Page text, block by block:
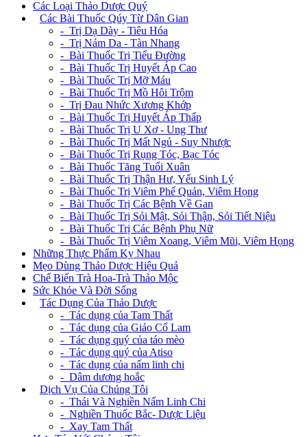
Các Loại Thảo Dược Quý
Các Bài Thuốc Qúy Từ Dân Gian
- Trị Dạ Dày - Tiêu Hóa
- Trị Nám Da - Tàn Nhang
- Bài Thuốc Trị Tiểu Đường
- Bài Thuốc Trị Huyết Áp Cao
- Bài Thuốc Trị Mỡ Máu
- Bài Thuốc Trị Mồ Hôi Trộm
- Trị Đau Nhức Xương Khớp
- Bài Thuốc Trị Huyết Áp Thấp
- Bài Thuốc Trị U Xơ - Ung Thư
- Bài Thuốc Trị Mất Ngủ - Suy Nhược
- Bài Thuốc Trị Rụng Tóc, Bạc Tóc
- Bài Thuốc Tăng Tuổi Xuân
- Bài Thuốc Trị Thận Hư, Yếu Sinh Lý
- Bài Thuốc Trị Viêm Phế Quản, Viêm Họng
- Bài Thuốc Trị Các Bệnh Về Gan
- Bài Thuốc Trị Sỏi Mật, Sỏi Thận, Sỏi Tiết Niệu
- Bài Thuốc Trị Các Bệnh Phụ Nữ
- Bài Thuốc Trị Viêm Xoang, Viêm Mũi, Viêm Họng
Những Thực Phẩm Kỵ Nhau
Mẹo Dùng Thảo Dược Hiệu Quả
Chế Biến Trà Hoa-Trà Thảo Mộc
Sức Khỏe Và Đời Sống
Tác Dụng Của Thảo Dược
- Tác dụng của Tam Thất
- Tác dụng của Giảo Cổ Lam
- Tác dụng quý của táo mèo
- Tác dụng quý của Atiso
- Tác dụng của nấm linh chi
- Dâm dương hoắc
Dịch Vụ Của Chúng Tôi
- Thái Và Nghiền Nấm Linh Chi
- Nghiền Thuốc Bắc- Dược Liệu
- Xay Tam Thất